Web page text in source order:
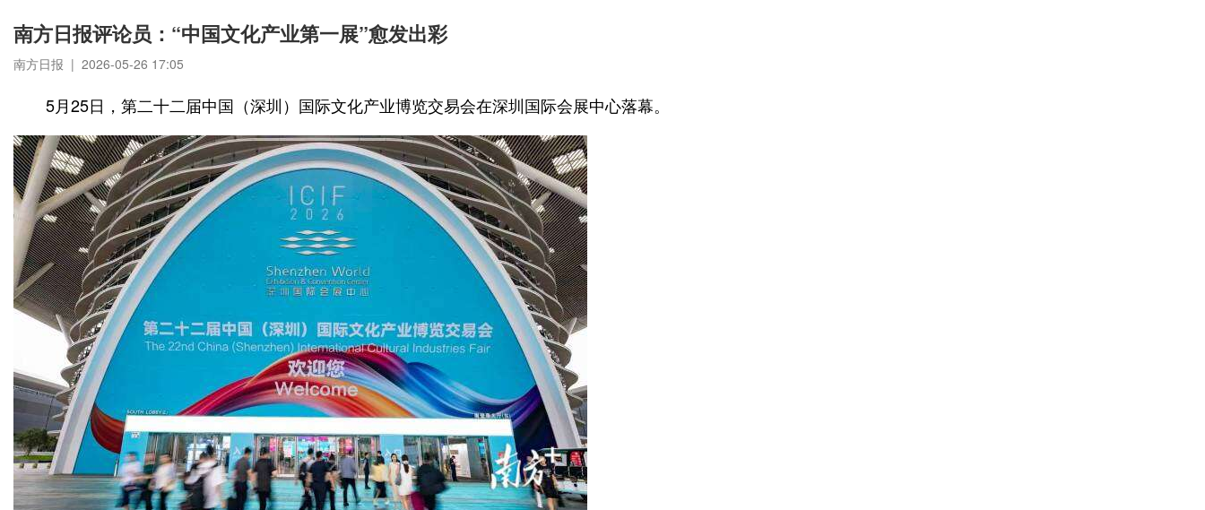
南方日报评论员：“中国文化产业第一展”愈发出彩
南方日报 | 2026-05-26 17:05
5月25日，第二十二届中国（深圳）国际文化产业博览交易会在深圳国际会展中心落幕。